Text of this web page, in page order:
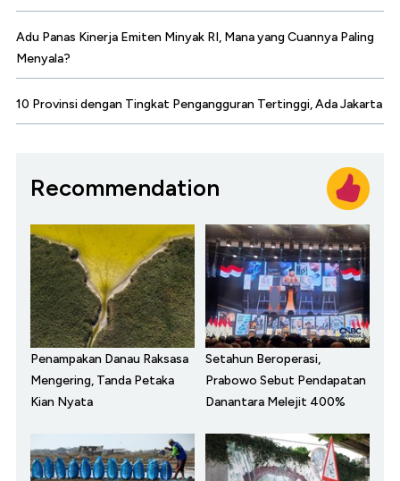
Adu Panas Kinerja Emiten Minyak RI, Mana yang Cuannya Paling
Menyala?
10 Provinsi dengan Tingkat Pengangguran Tertinggi, Ada Jakarta
Recommendation
Penampakan Danau Raksasa
Mengering, Tanda Petaka
Kian Nyata
Setahun Beroperasi,
Prabowo Sebut Pendapatan
Danantara Melejit 400%